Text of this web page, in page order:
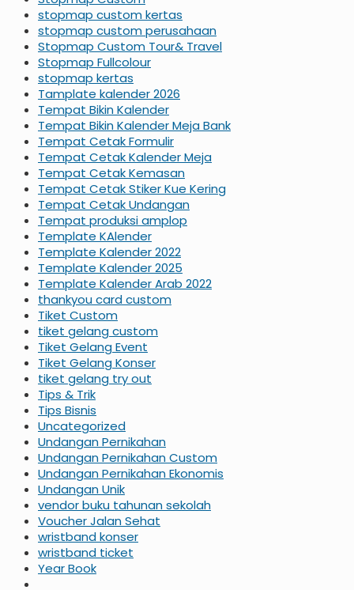
stopmap custom kertas
stopmap custom perusahaan
Stopmap Custom Tour& Travel
Stopmap Fullcolour
stopmap kertas
Tamplate kalender 2026
Tempat Bikin Kalender
Tempat Bikin Kalender Meja Bank
Tempat Cetak Formulir
Tempat Cetak Kalender Meja
Tempat Cetak Kemasan
Tempat Cetak Stiker Kue Kering
Tempat Cetak Undangan
Tempat produksi amplop
Template KAlender
Template Kalender 2022
Template Kalender 2025
Template Kalender Arab 2022
thankyou card custom
Tiket Custom
tiket gelang custom
Tiket Gelang Event
Tiket Gelang Konser
tiket gelang try out
Tips & Trik
Tips Bisnis
Uncategorized
Undangan Pernikahan
Undangan Pernikahan Custom
Undangan Pernikahan Ekonomis
Undangan Unik
vendor buku tahunan sekolah
Voucher Jalan Sehat
wristband konser
wristband ticket
Year Book